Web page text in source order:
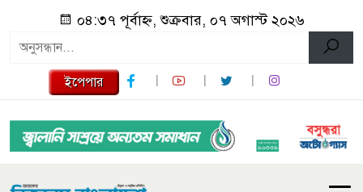
০৪:৩৭ পূর্বাহ্ন, শুক্রবার, ০৭ অগাস্ট ২০২৬
ইপেপার